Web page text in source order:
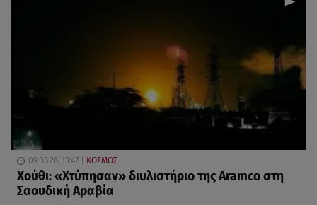
09.08.26, 13:47 ΚΟΣΜΟΣ
Χούθι: «Χτύπησαν» διυλιστήριο της Aramco στη
Σαουδική Αραβία